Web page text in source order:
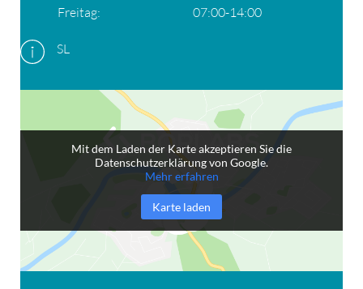
Freitag:
07:00-14:00
SL
Mit dem Laden der Karte akzeptieren Sie die
Datenschutzerklärung von Google.
Mehr erfahren
Karte laden